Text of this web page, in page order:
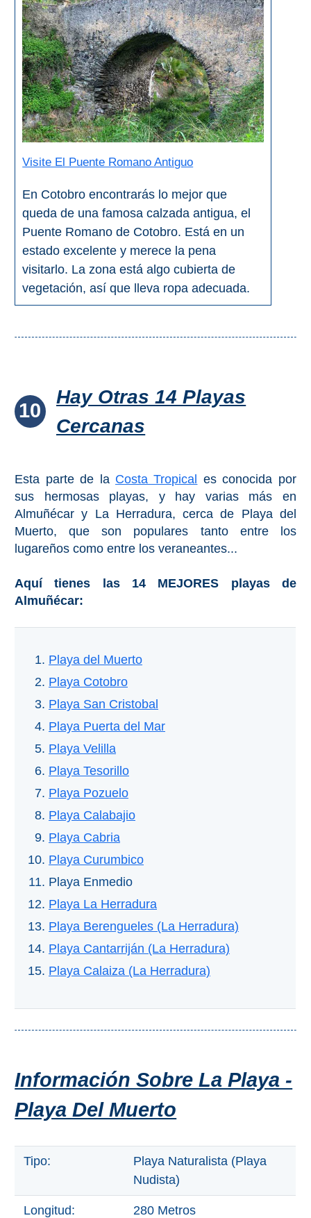
Visite El Puente Romano Antiguo
En Cotobro encontrarás lo mejor que
queda de una famosa calzada antigua, el
Puente Romano de Cotobro. Está en un
estado excelente y merece la pena
visitarlo. La zona está algo cubierta de
vegetación, así que lleva ropa adecuada.
10
Hay Otras 14 Playas
Cercanas
Esta parte de la Costa Tropical
es conocida por
sus hermosas playas, y hay varias más en
Almuñécar y La Herradura, cerca de Playa del
Muerto, que son populares tanto entre los
lugareños como entre los veraneantes...
Aquí tienes las 14 MEJORES playas de
Almuñécar:
Playa del Muerto
Playa Cotobro
Playa San Cristobal
Playa Puerta del Mar
Playa Velilla
Playa Tesorillo
Playa Pozuelo
Playa Calabajio
Playa Cabria
Playa Curumbico
Playa Enmedio
Playa La Herradura
Playa Berengueles (La Herradura)
Playa Cantarriján (La Herradura)
Playa Calaiza (La Herradura)
Información Sobre La Playa -
Playa Del Muerto
Tipo:
Playa Naturalista (Playa
Nudista)
Longitud: 280 Metros